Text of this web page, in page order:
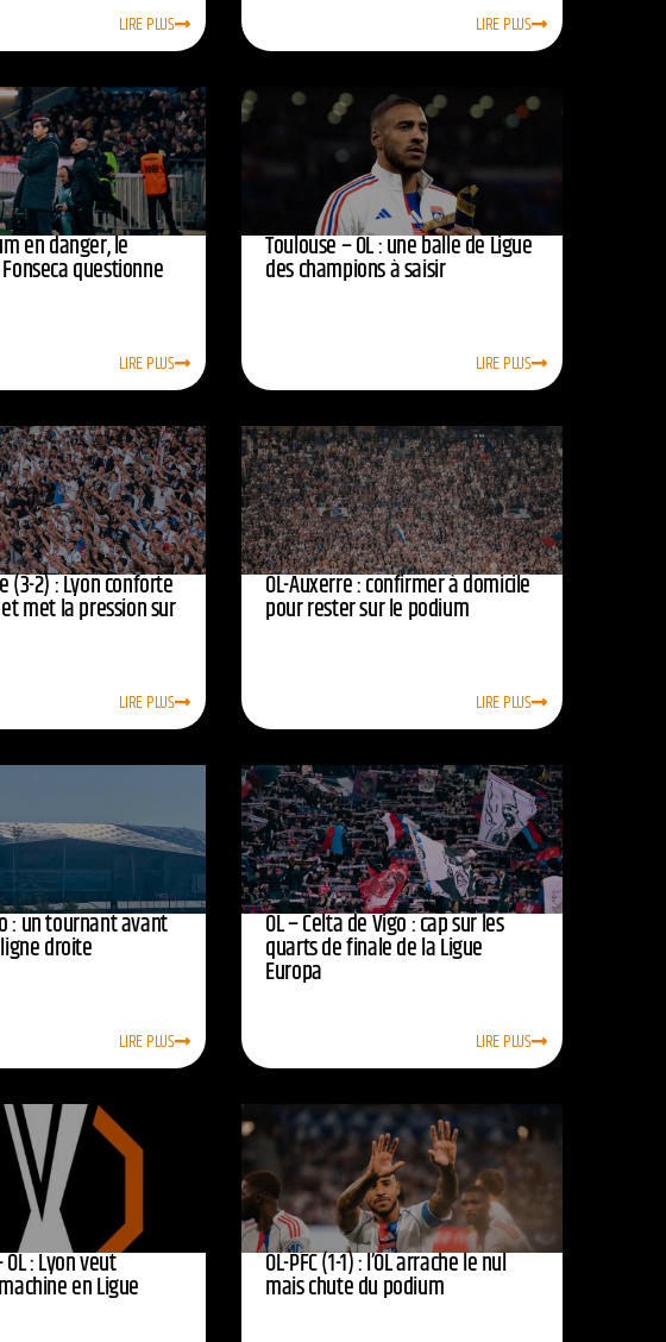
LIRE PLUS LIRE PLUS
en danger, le
questionne
LIRE PLUS
Toulouse – OL : une balle de Ligue
des champions à saisir
LIRE PLUS
(3-2) : Lyon conforte
met la pression sur
LIRE PLUS
OL-Auxerre : confirmer à domicile
pour rester sur le podium
LIRE PLUS
: un tournant avant
droite
LIRE PLUS
OL – Celta de Vigo : cap sur les
quarts de finale de la Ligue
Europa
LIRE PLUS
: Lyon veut
en Ligue
OL-PFC (1-1) : l’OL arrache le nul
mais chute du podium